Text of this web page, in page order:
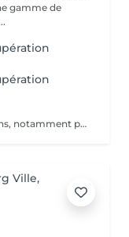
gamme de
Précautions: Il existe des contre-indications, notamment pour les personnes prenant des anticoagulants, ayant des problèmes de peau, des varices importantes, des plaies ouvertes ou des problèmes cardiaques. Le massage aux ventouses est une technique qui utilise l'aspiration pour stimuler la circulation et détendre les muscles. La pose des ventouses consiste à appliquer ces ventouses sur la peau et a créer un vide pour obtenir cet effet.